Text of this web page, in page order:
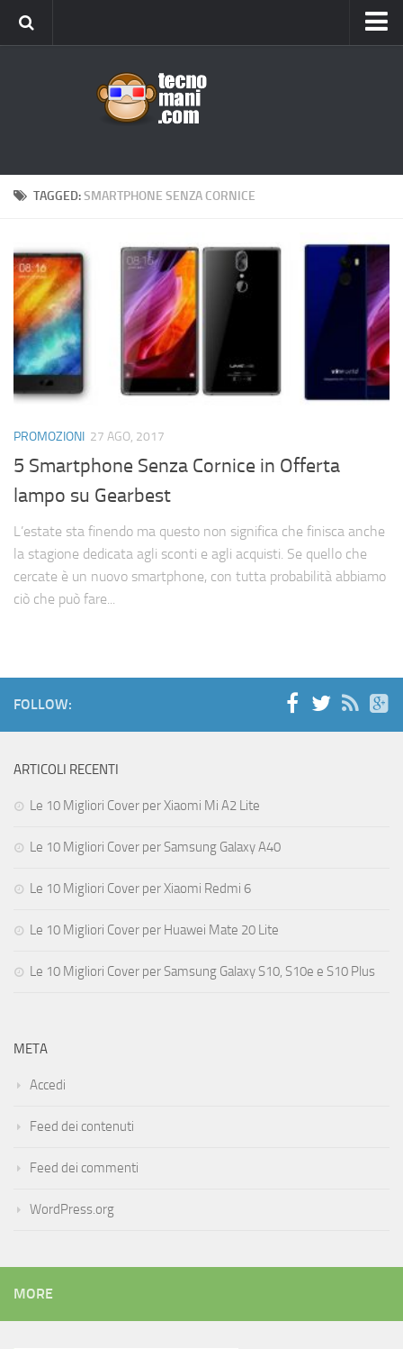
Windows
Cellulari
Gadget
Recensioni
Contact Us
Privacy
Cerca
TAGGED:SMARTPHONE SENZA CORNICE
PROMOZIONI 27 AGO, 2017
5 Smartphone Senza Cornice in Offerta
lampo su Gearbest
L’estate sta finendo ma questo non significa che finisca anche
la stagione dedicata agli sconti e agli acquisti. Se quello che
cercate è un nuovo smartphone, con tutta probabilità abbiamo
ciò che può fare...
FOLLOW:
ARTICOLI RECENTI
Le 10 Migliori Cover per Xiaomi Mi A2 Lite
Le 10 Migliori Cover per Samsung Galaxy A40
Le 10 Migliori Cover per Xiaomi Redmi 6
Le 10 Migliori Cover per Huawei Mate 20 Lite
Le 10 Migliori Cover per Samsung Galaxy S10, S10e e S10 Plus
META
Accedi
Feed dei contenuti
Feed dei commenti
WordPress.org
MORE